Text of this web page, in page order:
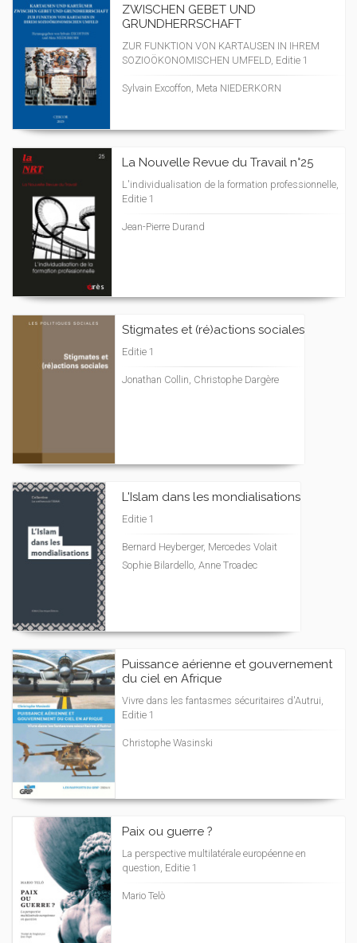
ZWISCHEN GEBET UND
GRUNDHERRSCHAFT
ZUR FUNKTION VON KARTAUSEN IN IHREM
SOZIOÖKONOMISCHEN UMFELD, Editie 1
Sylvain Excoffon, Meta NIEDERKORN
La Nouvelle Revue du Travail n°25
L'individualisation de la formation professionnelle,
Editie 1
Jean-Pierre Durand
Stigmates et (ré)actions sociales
Editie 1
Jonathan Collin, Christophe Dargère
L'Islam dans les mondialisations
Editie 1
Bernard Heyberger, Mercedes Volait
Sophie Bilardello, Anne Troadec
Puissance aérienne et gouvernement
du ciel en Afrique
Vivre dans les fantasmes sécuritaires d'Autrui,
Editie 1
Christophe Wasinski
Paix ou guerre ?
La perspective multilatérale européenne en
question, Editie 1
Mario Telò